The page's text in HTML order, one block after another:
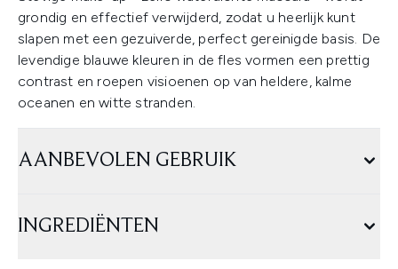
grondig en effectief verwijderd, zodat u heerlijk kunt
slapen met een gezuiverde, perfect gereinigde basis. De
levendige blauwe kleuren in de fles vormen een prettig
contrast en roepen visioenen op van heldere, kalme
oceanen en witte stranden.
AANBEVOLEN GEBRUIK
INGREDIËNTEN